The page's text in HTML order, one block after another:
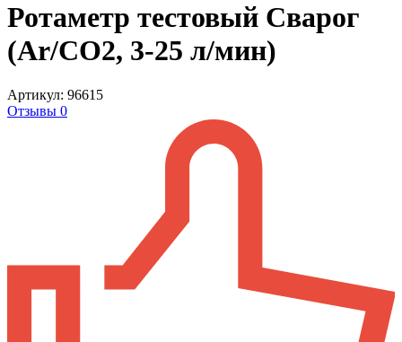
Ротаметр тестовый Сварог
(Ar/CO2, 3-25 л/мин)
Артикул: 96615
Отзывы 0